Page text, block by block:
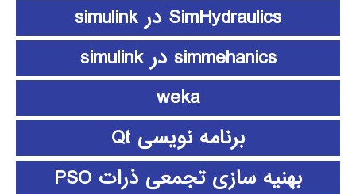
SimHydraulics در simulink
simmehanics در simulink
weka
برنامه نویسی Qt
بهنیه سازی تجمعی ذرات PSO